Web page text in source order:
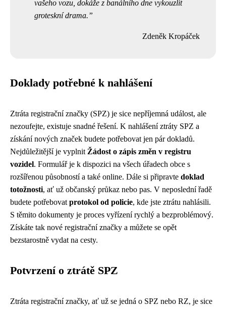
vašeho vozu, dokáže z banálního dne vykouzlit
groteskní drama.
Zdeněk Kropáček
Doklady potřebné k nahlášení
Ztráta registrační značky (SPZ) je sice nepříjemná událost, ale
nezoufejte, existuje snadné řešení. K nahlášení ztráty SPZ a
získání nových značek budete potřebovat jen pár dokladů.
Nejdůležitější je vyplnit Žádost o zápis změn v registru
vozidel. Formulář je k dispozici na všech úřadech obce s
rozšířenou působností a také online. Dále si připravte doklad
totožnosti, ať už občanský průkaz nebo pas. V neposlední řadě
budete potřebovat protokol od policie, kde jste ztrátu nahlásili.
S těmito dokumenty je proces vyřízení rychlý a bezproblémový.
Získáte tak nové registrační značky a můžete se opět
bezstarostně vydat na cesty.
Potvrzení o ztrátě SPZ
Ztráta registrační značky, ať už se jedná o SPZ nebo RZ, je sice